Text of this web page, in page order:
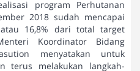
program Perhutanan
2018 sudah mencapai
16,8% dari total target
Koordinator Bidang
menyatakan untuk
terus melakukan langkah-